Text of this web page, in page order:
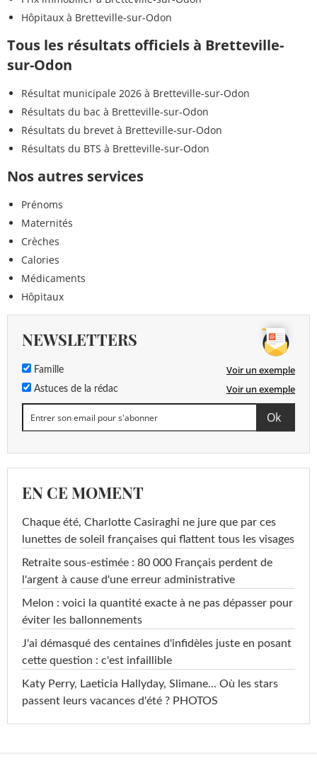
Hôpitaux à Bretteville-sur-Odon
Tous les résultats officiels à Bretteville-
sur-Odon
Résultat municipale 2026 à Bretteville-sur-Odon
Résultats du bac à Bretteville-sur-Odon
Résultats du brevet à Bretteville-sur-Odon
Résultats du BTS à Bretteville-sur-Odon
Nos autres services
Prénoms
Maternités
Crèches
Calories
Médicaments
Hôpitaux
NEWSLETTERS
Famille Voir un exemple
Astuces de la rédac Voir un exemple
EN CE MOMENT
Chaque été, Charlotte Casiraghi ne jure que par ces
lunettes de soleil françaises qui flattent tous les visages
Retraite sous-estimée : 80 000 Français perdent de
l'argent à cause d'une erreur administrative
Melon : voici la quantité exacte à ne pas dépasser pour
éviter les ballonnements
J'ai démasqué des centaines d'infidèles juste en posant
cette question : c'est infaillible
Katy Perry, Laeticia Hallyday, Slimane... Où les stars
passent leurs vacances d'été ? PHOTOS